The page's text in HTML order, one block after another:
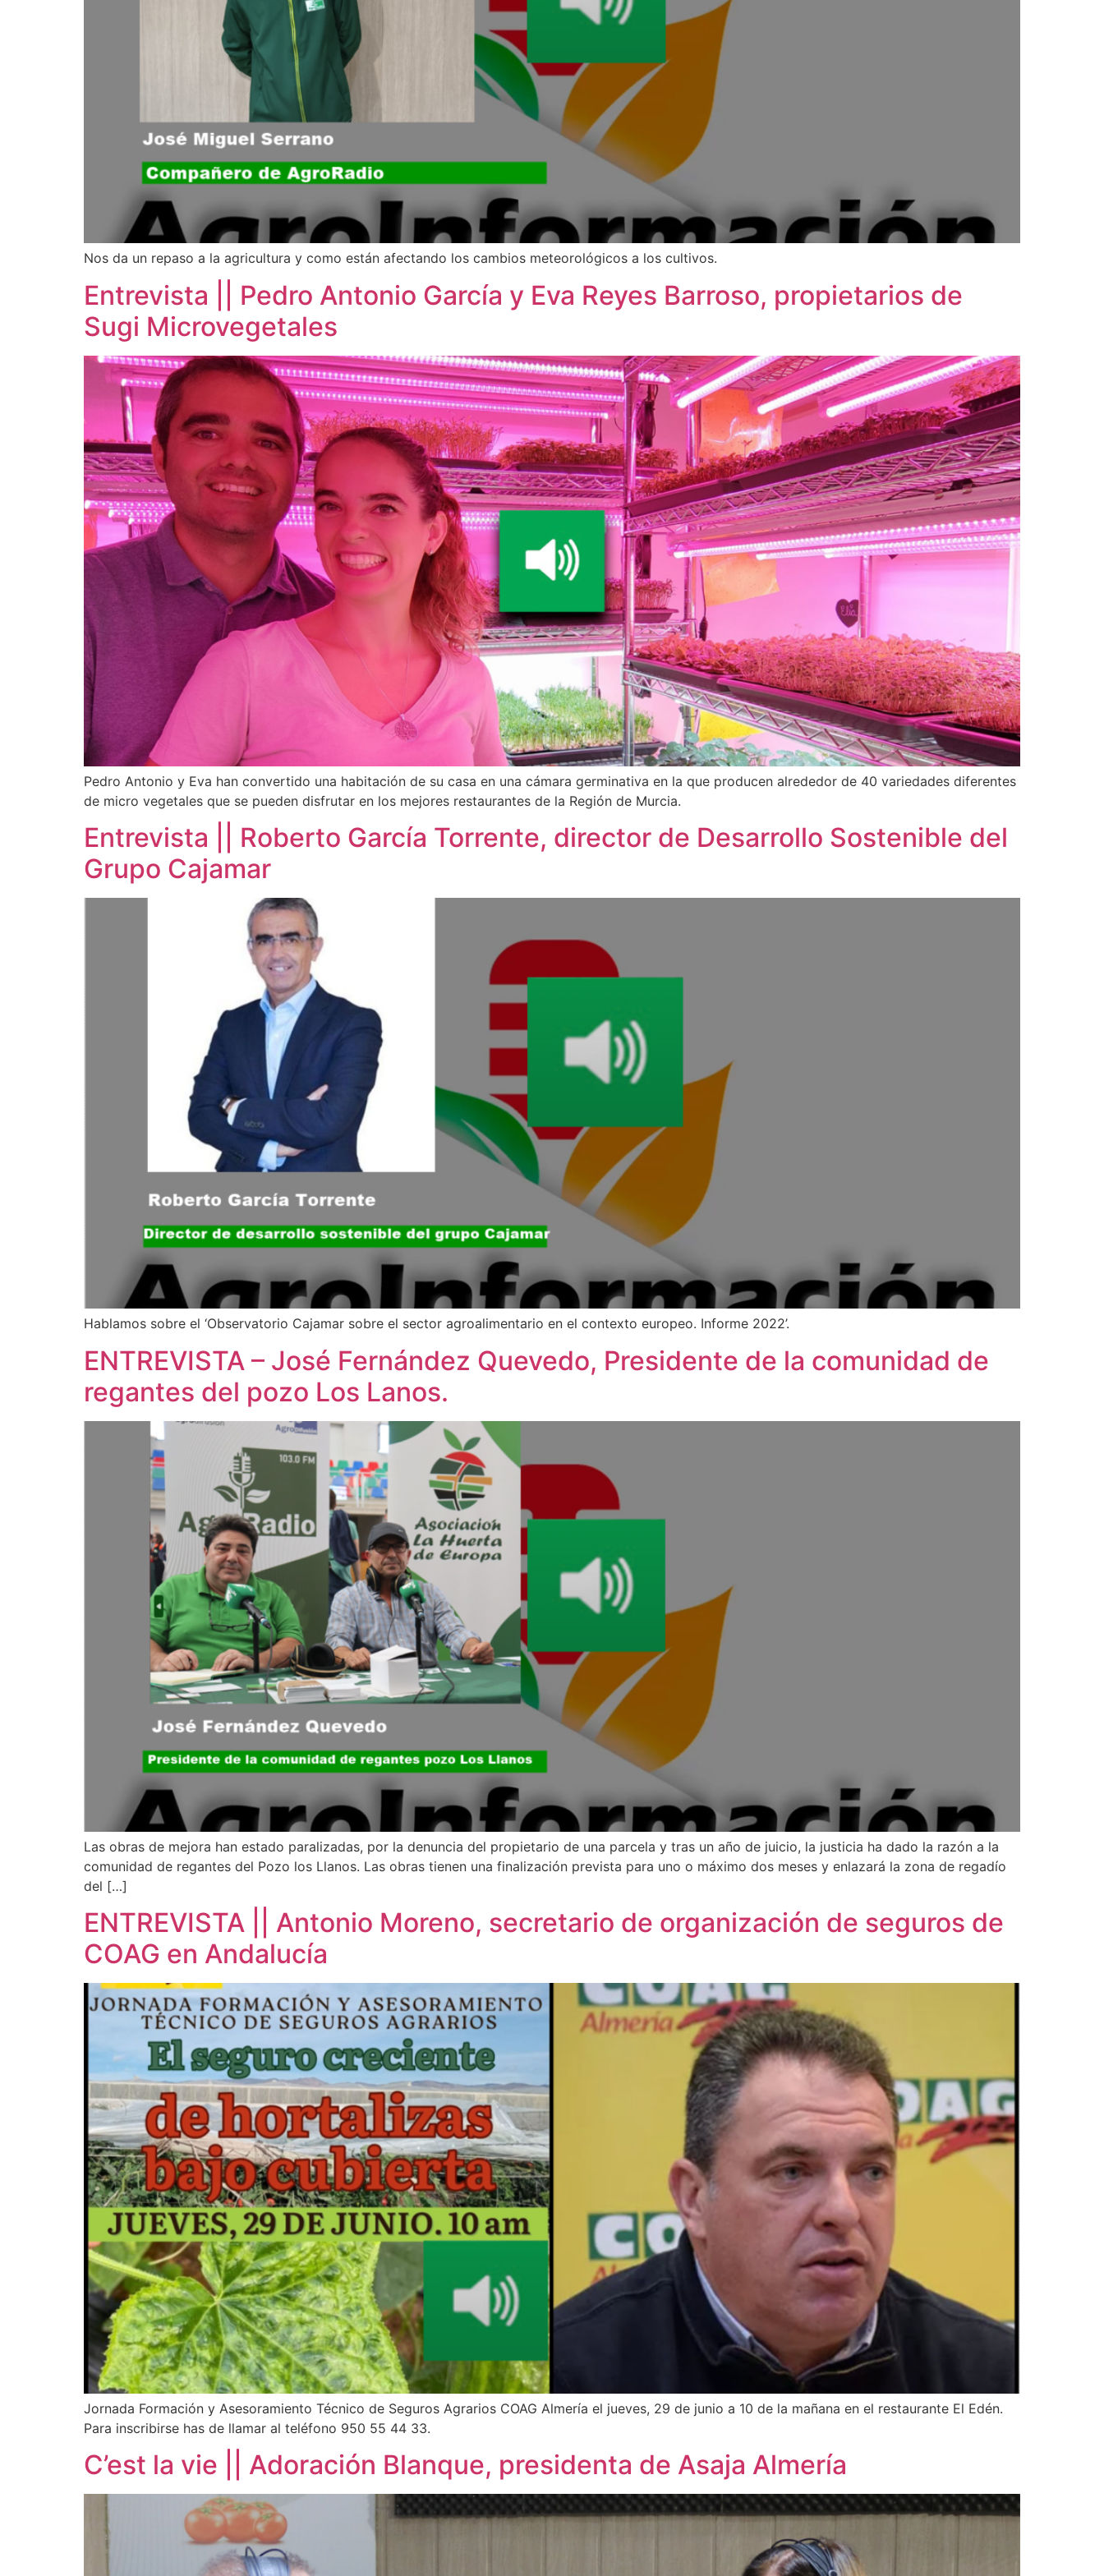
Nos da un repaso a la agricultura y como están afectando los cambios meteorológicos a los cultivos.
Entrevista || Pedro Antonio García y Eva Reyes Barroso, propietarios de
Sugi Microvegetales
Pedro Antonio y Eva han convertido una habitación de su casa en una cámara germinativa en la que producen alrededor de 40 variedades diferentes
de micro vegetales que se pueden disfrutar en los mejores restaurantes de la Región de Murcia.
Entrevista || Roberto García Torrente, director de Desarrollo Sostenible del
Grupo Cajamar
Hablamos sobre el ‘Observatorio Cajamar sobre el sector agroalimentario en el contexto europeo. Informe 2022’.
ENTREVISTA – José Fernández Quevedo, Presidente de la comunidad de
regantes del pozo Los Lanos.
Las obras de mejora han estado paralizadas, por la denuncia del propietario de una parcela y tras un año de juicio, la justicia ha dado la razón a la
comunidad de regantes del Pozo los Llanos. Las obras tienen una finalización prevista para uno o máximo dos meses y enlazará la zona de regadío
del […]
ENTREVISTA || Antonio Moreno, secretario de organización de seguros de
COAG en Andalucía
Jornada Formación y Asesoramiento Técnico de Seguros Agrarios COAG Almería el jueves, 29 de junio a 10 de la mañana en el restaurante El Edén.
Para inscribirse has de llamar al teléfono 950 55 44 33.
C’est la vie || Adoración Blanque, presidenta de Asaja Almería